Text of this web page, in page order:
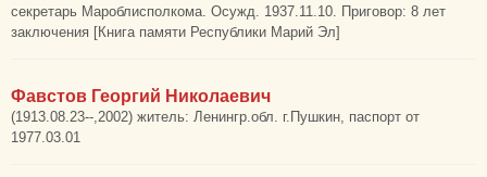
секретарь Мароблисполкома. Осужд. 1937.11.10. Приговор: 8 лет
заключения [Книга памяти Республики Марий Эл]
Фавстов Георгий Николаевич
(1913.08.23--,2002) житель: Ленингр.обл. г.Пушкин, паспорт от
1977.03.01